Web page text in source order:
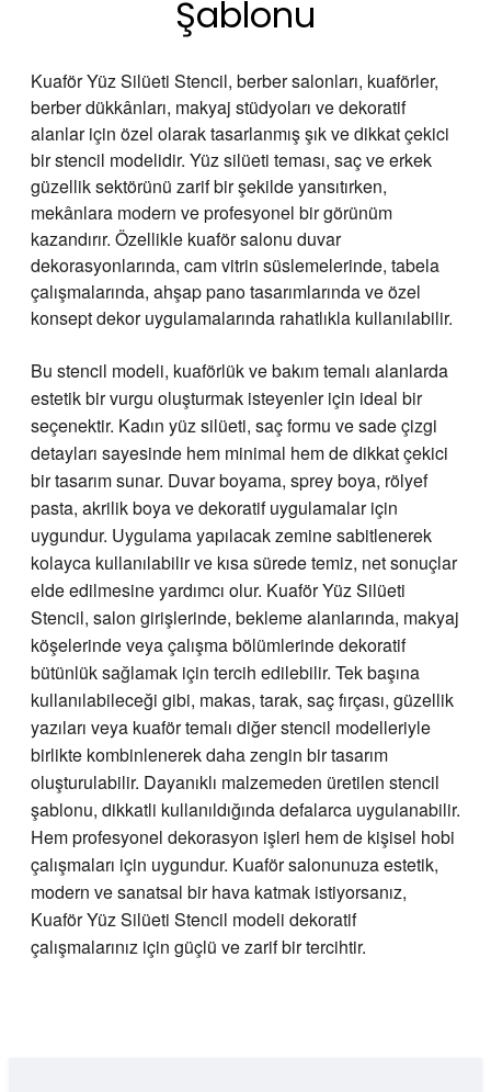
Şablonu
Kuaför Yüz Silüeti Stencil, berber salonları, kuaförler,
berber dükkânları, makyaj stüdyoları ve dekoratif
alanlar için özel olarak tasarlanmış şık ve dikkat çekici
bir stencil modelidir. Yüz silüeti teması, saç ve erkek
güzellik sektörünü zarif bir şekilde yansıtırken,
mekânlara modern ve profesyonel bir görünüm
kazandırır. Özellikle kuaför salonu duvar
dekorasyonlarında, cam vitrin süslemelerinde, tabela
çalışmalarında, ahşap pano tasarımlarında ve özel
konsept dekor uygulamalarında rahatlıkla kullanılabilir.
Bu stencil modeli, kuaförlük ve bakım temalı alanlarda
estetik bir vurgu oluşturmak isteyenler için ideal bir
seçenektir. Kadın yüz silüeti, saç formu ve sade çizgi
detayları sayesinde hem minimal hem de dikkat çekici
bir tasarım sunar. Duvar boyama, sprey boya, rölyef
pasta, akrilik boya ve dekoratif uygulamalar için
uygundur. Uygulama yapılacak zemine sabitlenerek
kolayca kullanılabilir ve kısa sürede temiz, net sonuçlar
elde edilmesine yardımcı olur. Kuaför Yüz Silüeti
Stencil, salon girişlerinde, bekleme alanlarında, makyaj
köşelerinde veya çalışma bölümlerinde dekoratif
bütünlük sağlamak için tercih edilebilir. Tek başına
kullanılabileceği gibi, makas, tarak, saç fırçası, güzellik
yazıları veya kuaför temalı diğer stencil modelleriyle
birlikte kombinlenerek daha zengin bir tasarım
oluşturulabilir. Dayanıklı malzemeden üretilen stencil
şablonu, dikkatli kullanıldığında defalarca uygulanabilir.
Hem profesyonel dekorasyon işleri hem de kişisel hobi
çalışmaları için uygundur. Kuaför salonunuza estetik,
modern ve sanatsal bir hava katmak istiyorsanız,
Kuaför Yüz Silüeti Stencil modeli dekoratif
çalışmalarınız için güçlü ve zarif bir tercihtir.